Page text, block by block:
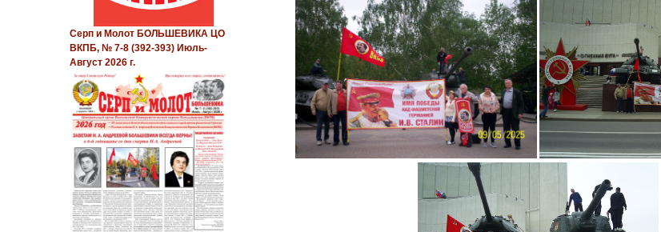
Серп и Молот БОЛЬШЕВИКА ЦО
ВКПБ, № 7-8 (392-393) Июль-
Август 2026 г.